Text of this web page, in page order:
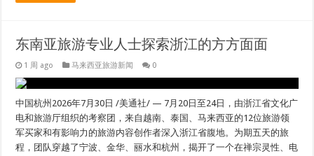
东南亚旅游专业人士探索浙江的方方面面
1 周 ago 马来西亚旅游新闻 0
中国杭州2026年7月30日 /美通社/ — 7月20日至24日，由浙江省文化广
电和旅游厅组织的考察团，来自越南、泰国、马来西亚的12位旅游领
军买家和有影响力的旅游内容创作者深入浙江省腹地。为期五天的旅
程，团队穿越了宁波、金华、丽水和杭州，揭开了一个在禅宗灵性、电